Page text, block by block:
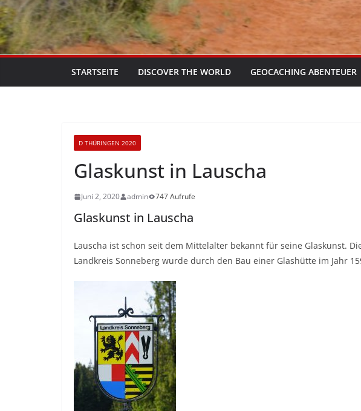
STARTSEITE DISCOVER THE WORLD GEOCACHING ABENTEUER
D THÜRINGEN 2020
Glaskunst in Lauscha
Juni 2, 2020 admin 747 Aufrufe
Glaskunst in Lauscha
Lauscha ist schon seit dem Mittelalter bekannt für seine Glaskunst.
Landkreis Sonneberg wurde durch den Bau einer Glashütte im Jahr